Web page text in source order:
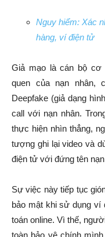
Nguy hiểm: Xác
hàng, ví điện tử
Giả mạo là cán bộ cơ
quen của nạn nhân,
Deepfake (giả dạng
call với nạn nhân.
thực hiện nhìn thẳng,
tượng ghi lại video và
điện tử với đứng tên
Sự việc này tiếp tục
bảo mật khi sử dụng ví
toán online. Vì thế,
toàn bảo vệ chính